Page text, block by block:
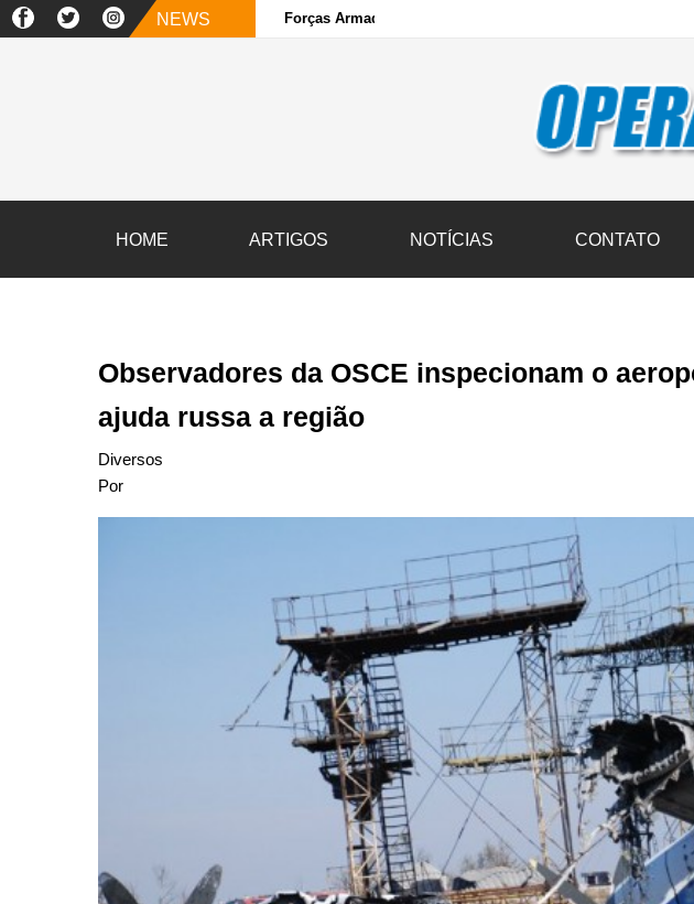
NEWS Forças Armadas e sociedade civil transportam 3,6 mil
HOME ARTIGOS NOTÍCIAS CONTATO
Observadores da OSCE inspecionam o
ajuda russa a região
Diversos
Por